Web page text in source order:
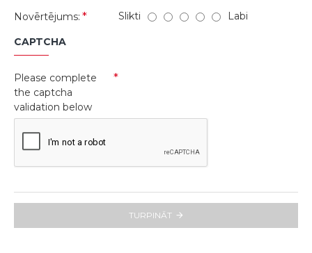
Novērtējums:
Slikti Labi
CAPTCHA
Please complete
the captcha
validation below
TURPINĀT